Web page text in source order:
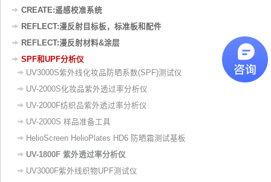
CREATE:遥感校准系统
REFLECT:漫反射目标板，标准板和配件
REFLECT:漫反射材料&涂层
SPF和UPF分析仪
UV3000S紫外线化妆品防晒系数(SPF)测试仪
UV-2000S化妆品紫外透过率分析仪
UV-2000F纺织品紫外透过率分析仪
UV-2000S 样品准备工具
HelioScreen HelioPlates HD6 防晒霜测试基板
UV-1800F 紫外透过率分析仪
UV3000F紫外线织物UPF测试仪‌